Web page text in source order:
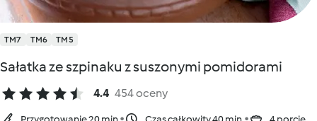
TM7 TM6 TM5
Sałatka ze szpinaku z suszonymi pomidorami
4.4 454 oceny